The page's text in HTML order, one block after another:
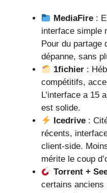
MediaFire :
interface simple
Pour du partage
dépanne, sans
1fichier :
compétitifs,
L’interface a 15
est solide.
Icedrive :
récents,
client-side.
mérite le coup
Torrent +
certains anciens